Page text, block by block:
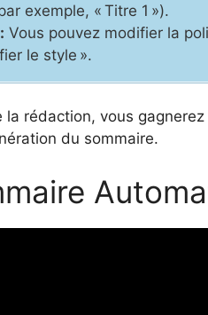
exemple, « Titre 1 »).
Vous pouvez modifier la
le style ».
rédaction, vous
du sommaire.